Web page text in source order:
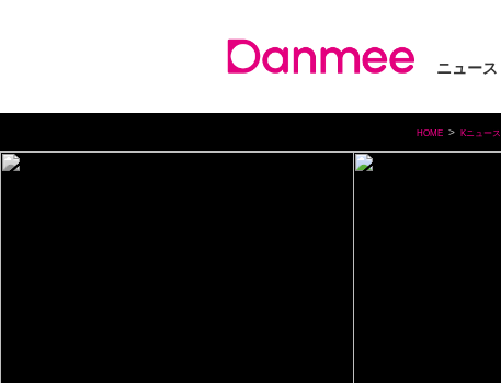
ニュース
HOME Kニュース